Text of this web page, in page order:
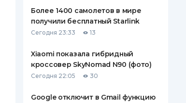
Более 1400 самолетов в мире
получили бесплатный Starlink
Сегодня 23:33 13
Xiaomi показала гибридный
кроссовер SkyNomad N90 (фото)
Сегодня 22:05 30
Google отключит в Gmail функцию